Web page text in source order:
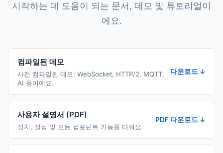
시작하는 데 도움이 되는 문서, 데모 및 튜토리얼이
에요.
컴파일된 데모
사전 컴파일된 데모: WebSocket, HTTP/2, MQTT,
AI 등이에요.
다운로드 ↓
사용자 설명서 (PDF)
설치, 설정 및 모든 컴포넌트 기능을 다뤄요.
PDF 다운로드 ↓